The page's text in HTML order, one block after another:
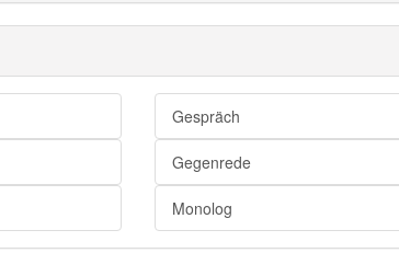
Dialog
Gespräch
Gegenrede
Monolog